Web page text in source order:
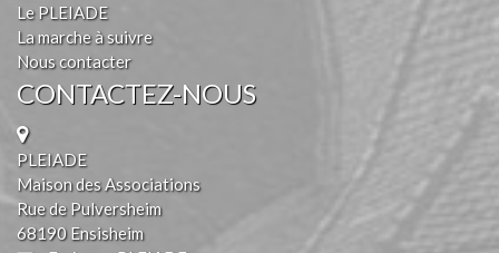
Le PLEIADE
La marche à suivre
Nous contacter
CONTACTEZ-NOUS
PLEIADE
Maison des Associations
Rue de Pulversheim
68190 Ensisheim